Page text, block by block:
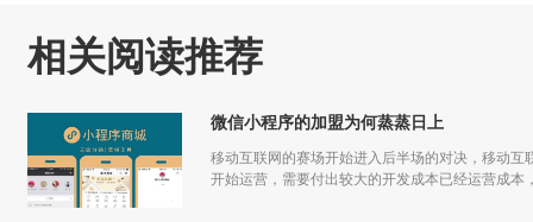
相关阅读推荐
微信小程序的加盟为何蒸蒸日上
移动互联网的赛场开始进入后半场的对决，移动
开始运营，需要付出较大的开发成本已经运营成